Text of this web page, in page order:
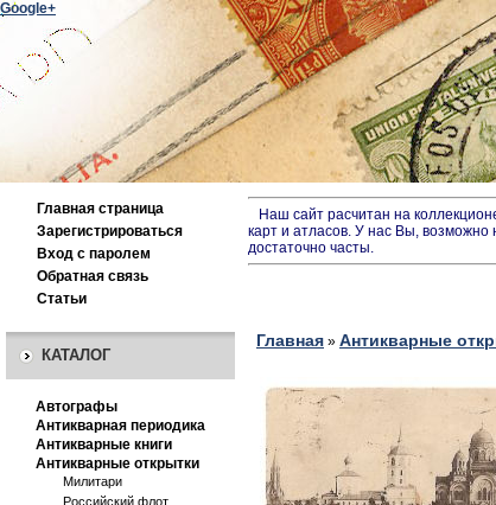
Google+
Главная страница
Зарегистрироваться
Вход с паролем
Обратная связь
Статьи
КАТАЛОГ
Автографы
Антикварная периодика
Антикварные книги
Антикварные открытки
Милитари
Российский флот
Наш сайт расчитан на
карт и атласов. У нас Вы, возможно
достаточно часты.
Главная » Антикварные